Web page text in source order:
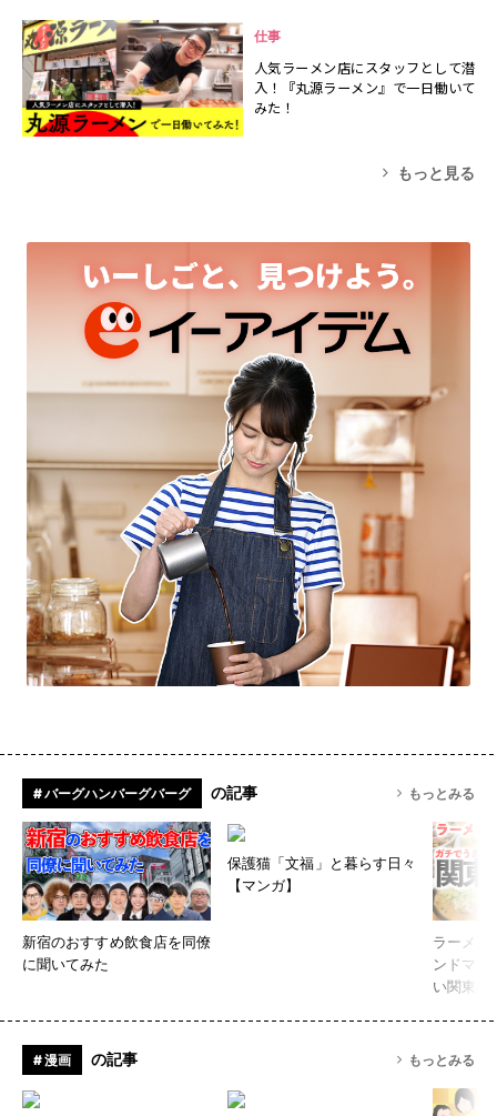
仕事
人気ラーメン店にスタッフとして潜
入！『丸源ラーメン』で一日働いて
みた！
もっと見る
# バーグハンバーグバーグ の記事 もっとみる
新宿のおすすめ飲食店を同僚
に聞いてみた
保護猫「文福」と暮らす日々
【マンガ】
ラーメン
ンドマン
い関東の
# 漫画 の記事 もっとみる